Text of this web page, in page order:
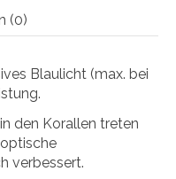
(0)
Blaulicht (max. bei
den Korallen treten
verbessert.